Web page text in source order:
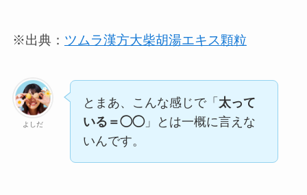
※出典： ツムラ漢方大柴胡湯エキス顆粒
よしだ
とまあ、こんな感じで「 太って
いる＝◯◯」とは一概に言えな
いんです。